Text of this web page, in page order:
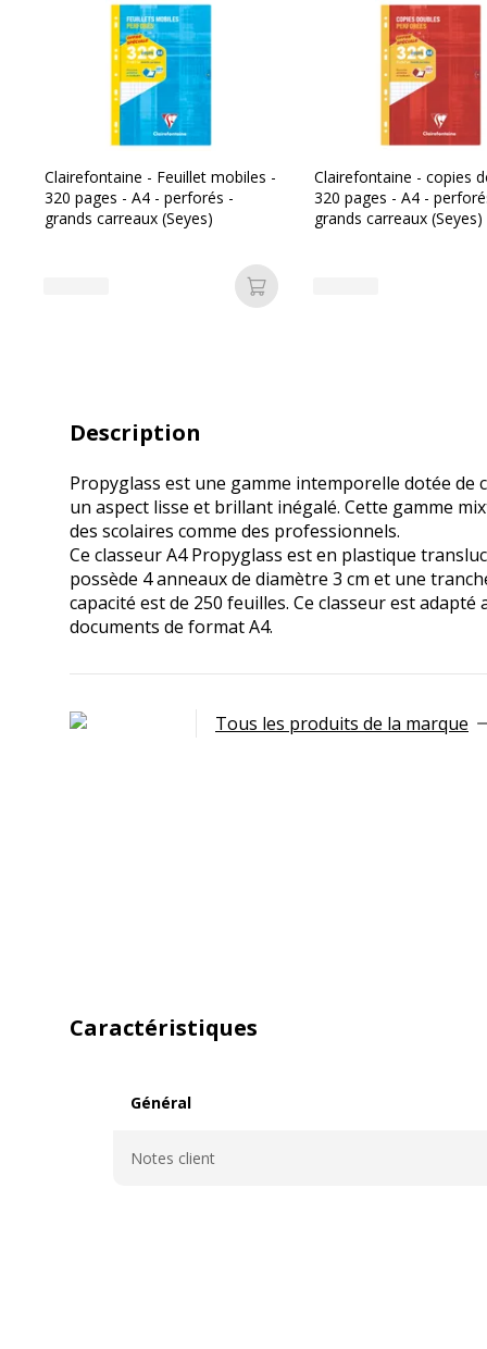
Clairefontaine - Feuillet mobiles -
320 pages - A4 - perforés -
grands carreaux (Seyes)
Ajouter au panier
Clairefontaine - copies
320 pages - A4 -
grands carreaux (Seyes)
Description
Propyglass est une gamme intemporelle dotée de
un aspect lisse et brillant inégalé. Cette gamme
des scolaires comme des professionnels.
Ce classeur A4 Propyglass est en plastique
possède 4 anneaux de diamètre 3 cm et une
capacité est de 250 feuilles. Ce classeur est adapté
documents de format A4.
Tous les produits de la marque
Caractéristiques
Général
Notes client